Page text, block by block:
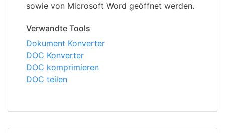
sowie von Microsoft Word geöffnet werden.
Verwandte Tools
Dokument Konverter
DOC Konverter
DOC komprimieren
DOC teilen